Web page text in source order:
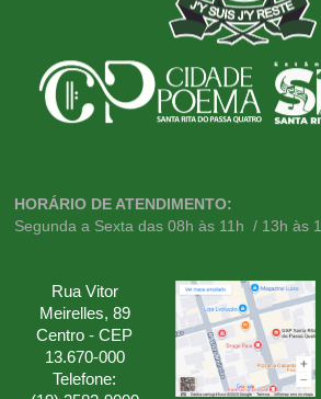
HORÁRIO DE ATENDIMENTO:
Segunda a Sexta das 08h às 11h / 13h às
Rua Vitor
Meirelles, 89
Centro - CEP
13.670-000
Telefone: